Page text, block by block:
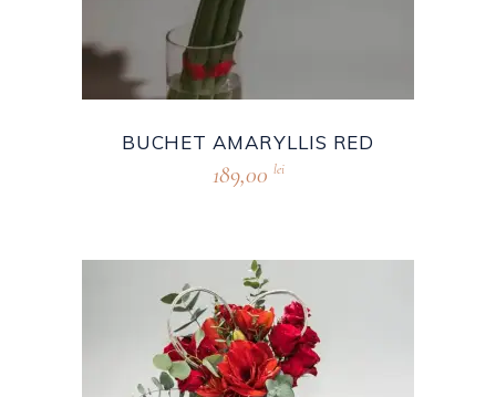
BUCHET AMARYLLIS RED
189,00 lei